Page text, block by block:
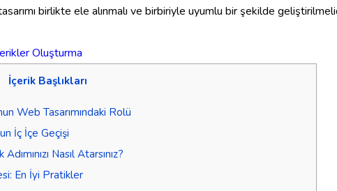
birlikte ele alınmalı ve birbiriyle uyumlu bir şekilde
Oluşturma
İçerik Başlıkları
Web Tasarımındaki Rolü
İç İçe Geçişi
Nasıl Atarsınız?
En İyi Pratikler